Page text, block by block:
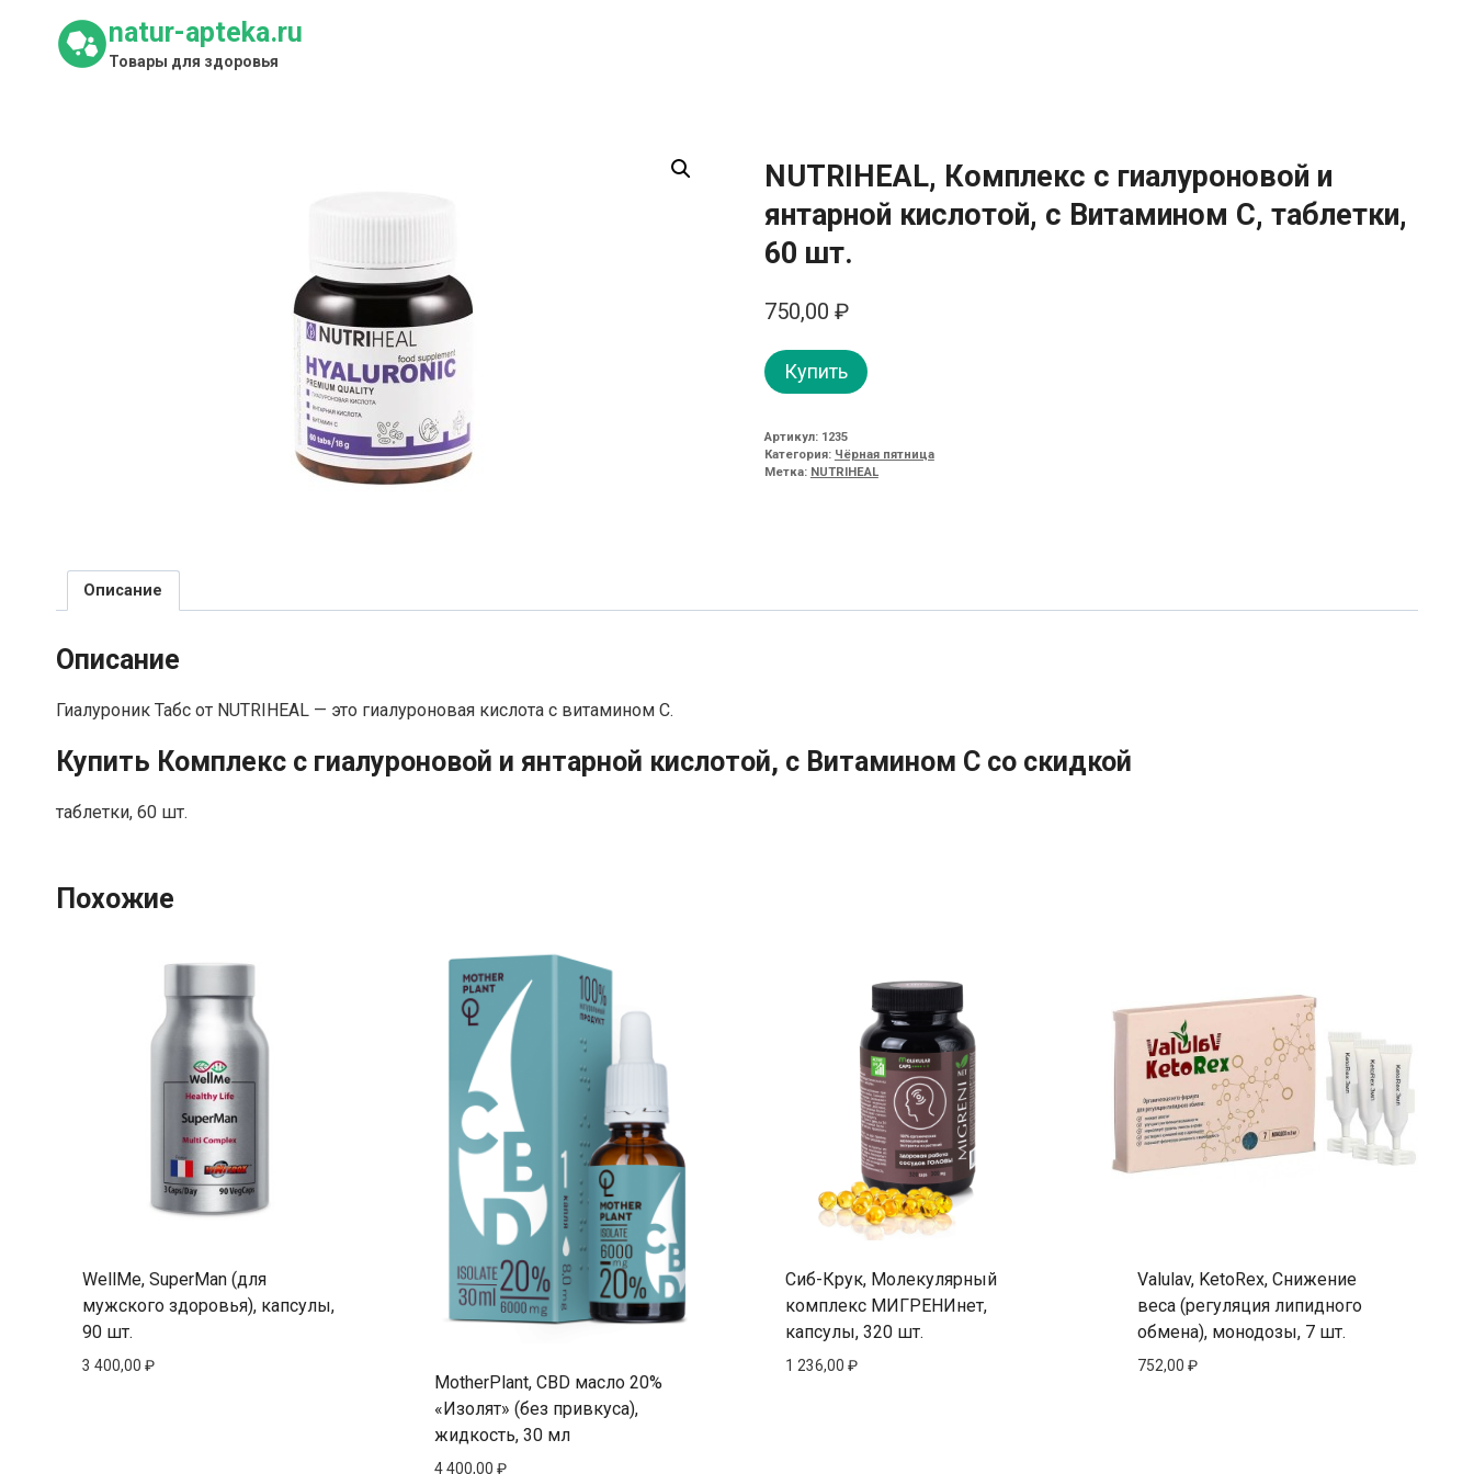
содержимому
natur-apteka.ru
Товары для здоровья
NUTRIHEAL, Комплекс с гиалуроновой и
янтарной кислотой, с Витамином C, таблетки,
60 шт.
750,00 ₽
Купить
Артикул: 1235
Категория: Чёрная пятница
Метка: NUTRIHEAL
Описание
Описание
Гиалуроник Табс от NUTRIHEAL — это гиалуроновая кислота с витамином С.
Купить Комплекс с гиалуроновой и янтарной кислотой, с Витамином C со скидкой
таблетки, 60 шт.
Похожие
WellMe, SuperMan (для
мужского здоровья), капсулы,
90 шт.
3 400,00 ₽
MotherPlant, CBD масло 20%
«Изолят» (без привкуса),
жидкость, 30 мл
4 400,00 ₽
Сиб-Крук, Молекулярный
комплекс МИГРЕНИнет,
капсулы, 320 шт.
1 236,00 ₽
Valulav, KetoRex, Снижение
веса (регуляция липидного
обмена), монодозы, 7 шт.
752,00 ₽